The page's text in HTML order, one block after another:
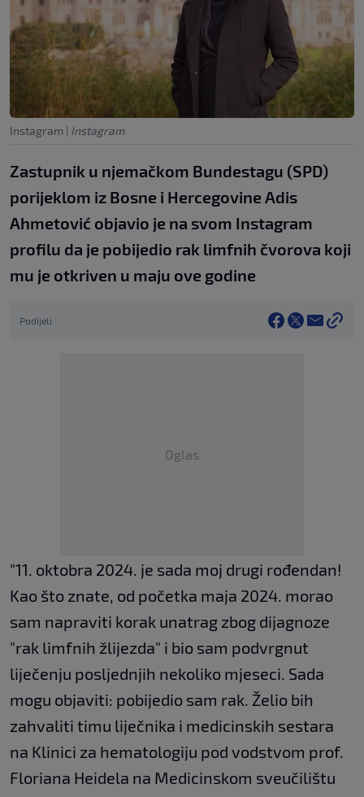
Instagram | Instagram
Zastupnik u njemačkom Bundestagu (SPD)
porijeklom iz Bosne i Hercegovine Adis
Ahmetović objavio je na svom Instagram
profilu da je pobijedio rak limfnih čvorova koji
mu je otkriven u maju ove godine
Podijeli
Oglas
"11. oktobra 2024. je sada moj drugi rođendan!
Kao što znate, od početka maja 2024. morao
sam napraviti korak unatrag zbog dijagnoze
"rak limfnih žlijezda" i bio sam podvrgnut
liječenju posljednjih nekoliko mjeseci. Sada
mogu objaviti: pobijedio sam rak. Želio bih
zahvaliti timu liječnika i medicinskih sestara
na Klinici za hematologiju pod vodstvom prof.
Floriana Heidela na Medicinskom sveučilištu